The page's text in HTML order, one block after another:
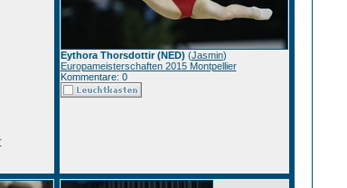
Eythora Thorsdottir (NED) (Jasmin)
Europameisterschaften 2015 Montpellier
Kommentare: 0